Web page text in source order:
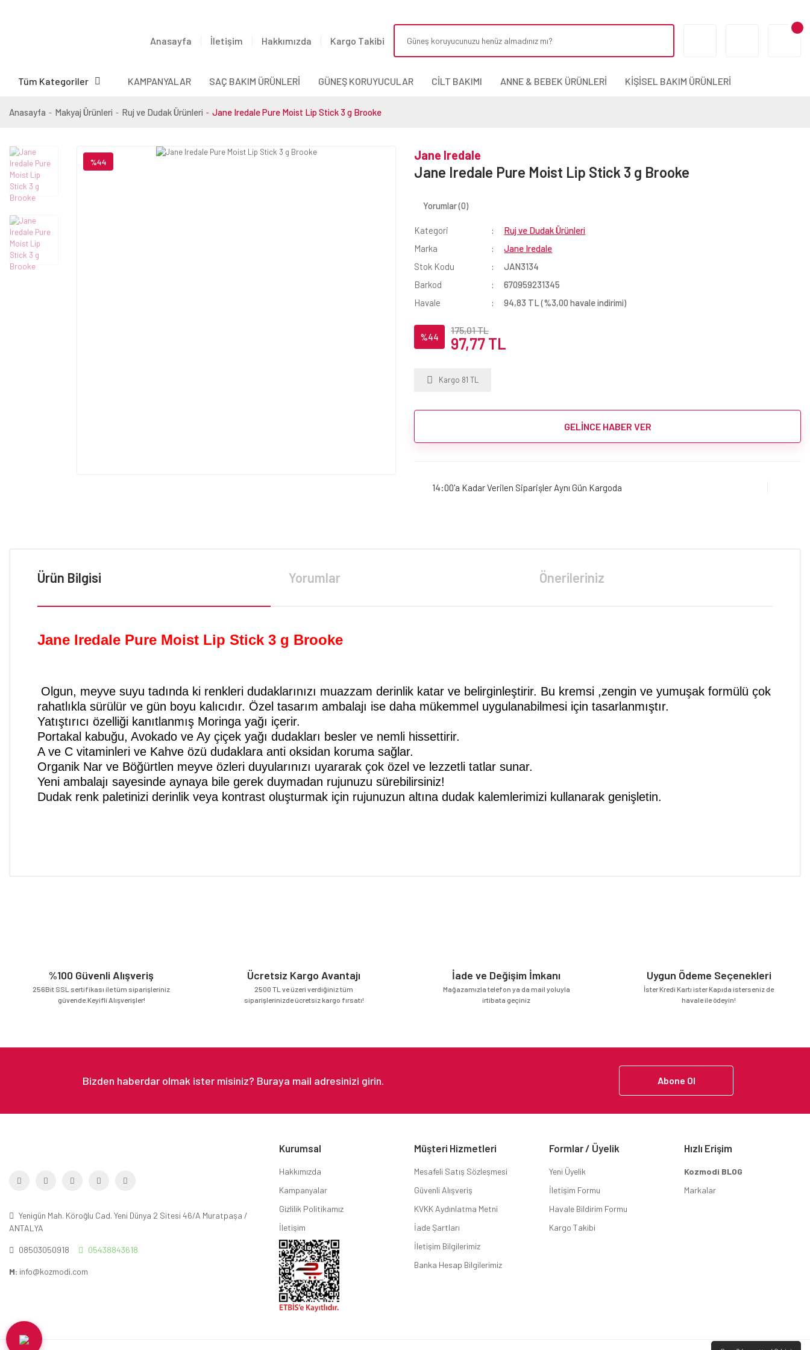
Anasayfa İletişim Hakkımızda Kargo Takibi
Tüm Kategoriler KAMPANYALAR SAÇ BAKIM ÜRÜNLERİ GÜNEŞ KORUYUCULAR CİLT BAKIMI ANNE & BEBEK ÜRÜNLERİ KİŞİSEL BAKIM ÜRÜNLERİ
Anasayfa Makyaj Ürünleri Ruj ve Dudak Ürünleri Jane Iredale Pure Moist Lip Stick 3 g Brooke
%44 Jane Iredale
Jane Iredale Pure Moist Lip Stick 3 g Brooke
Yorumlar (0)
Kategori
Ruj ve Dudak Ürünleri
Marka
Jane Iredale
Stok Kodu
JAN3134
Barkod
670959231345
Havale
94,83 TL (%3,00 havale indirimi)
%44
175,01 TL
97,77 TL
Kargo 81 TL
GELİNCE HABER VER
14:00'a Kadar Verilen Siparişler Aynı Gün Kargoda
Ürün Bilgisi Yorumlar Önerileriniz
Jane Iredale Pure Moist Lip Stick 3 g Brooke
Olgun, meyve suyu tadında ki renkleri dudaklarınızı muazzam derinlik katar ve belirginleştirir. Bu kremsi ,zengin ve yumuşak formülü çok
rahatlıkla sürülür ve gün boyu kalıcıdır. Özel tasarım ambalajı ise daha mükemmel uygulanabilmesi için tasarlanmıştır.
Yatıştırıcı özelliği kanıtlanmış Moringa yağı içerir.
Portakal kabuğu, Avokado ve Ay çiçek yağı dudakları besler ve nemli hissettirir.
A ve C vitaminleri ve Kahve özü dudaklara anti oksidan koruma sağlar.
Organik Nar ve Böğürtlen meyve özleri duyularınızı uyararak çok özel ve lezzetli tatlar sunar.
Yeni ambalajı sayesinde aynaya bile gerek duymadan rujunuzu sürebilirsiniz!
Dudak renk paletinizi derinlik veya kontrast oluşturmak için rujunuzun altına dudak kalemlerimizi kullanarak genişletin.
Bu ürüne benzer farklı alternatifler olmalı.
%100 Güvenli Alışveriş
256Bit SSL sertifikası ile tüm siparişleriniz
güvende.Keyifli Alışverişler!
Ücretsiz Kargo Avantajı
2500 TL ve üzeri verdiğiniz tüm
siparişlerinizde ücretsiz kargo fırsatı!
İade ve Değişim İmkanı
Mağazamızla telefon ya da mail yoluyla
irtibata geçiniz
Uygun Ödeme Seçenekleri
İster Kredi Kartı ister Kapıda isterseniz de
havale ile ödeyin!
Abone Ol
Yenigün Mah. Köroğlu Cad. Yeni Dünya 2 Sitesi 46/A Muratpaşa /
ANTALYA
08503050918 05438843618
M: info@kozmodi.com
Kurumsal
Hakkımızda
Kampanyalar
Gizlilik Politikamız
İletişim
Müşteri Hizmetleri
Mesafeli Satış Sözleşmesi
Güvenli Alışveriş
KVKK Aydınlatma Metni
İade Şartları
İletişim Bilgilerimiz
Banka Hesap Bilgilerimiz
Formlar / Üyelik
Yeni Üyelik
İletişim Formu
Havale Bildirim Formu
Kargo Takibi
Hızlı Erişim
Kozmodi BLOG
Markalar